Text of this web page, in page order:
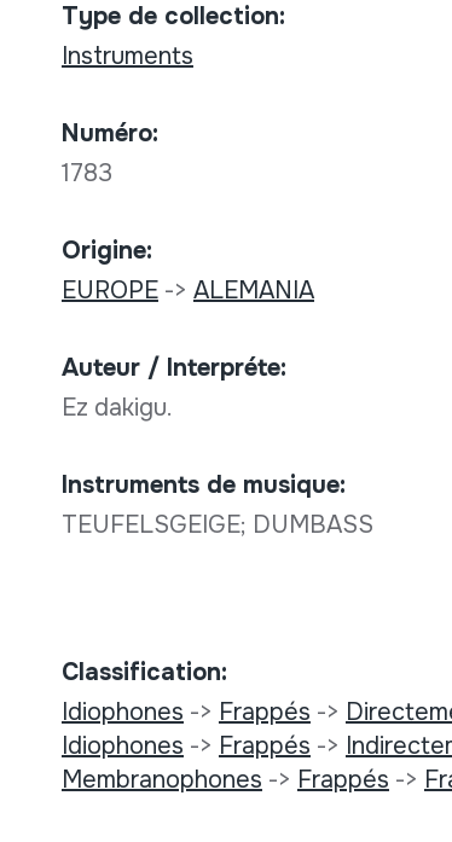
Type de collection:
Instruments
Numéro:
1783
Origine:
EUROPE-> ALEMANIA
Auteur / Interpréte:
Ez dakigu.
Instruments de musique:
TEUFELSGEIGE; DUMBASS
Classification:
Idiophones -> Frappés ->
Idiophones -> Frappés ->
Membranophones -> Frappés ->